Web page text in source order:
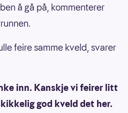
å gå på, kommenterer
feire samme kveld, svarer
inn. Kanskje vi feirer litt
god kveld det her.